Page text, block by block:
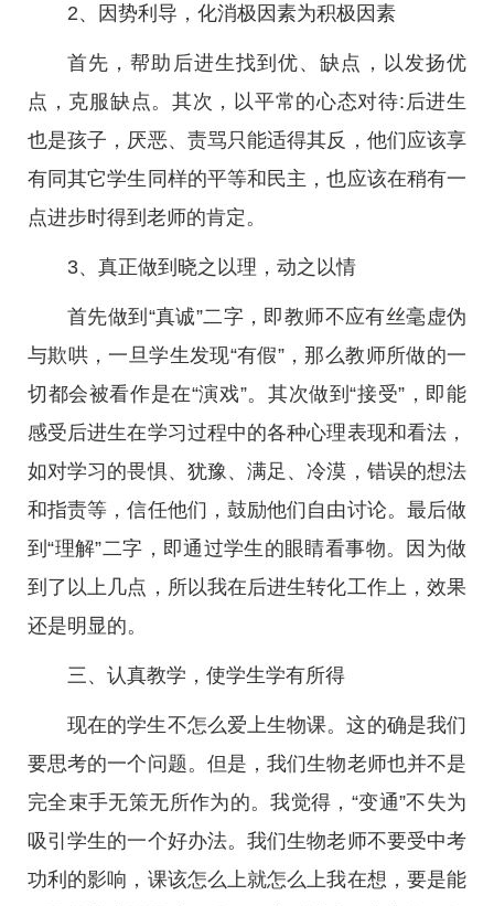
2、因势利导，化消极因素为积极因素
首先，帮助后进生找到优、缺点，以发扬优
点，克服缺点。其次，以平常的心态对待:后进生
也是孩子，厌恶、责骂只能适得其反，他们应该享
有同其它学生同样的平等和民主，也应该在稍有一
点进步时得到老师的肯定。
3、真正做到晓之以理，动之以情
首先做到“真诚”二字，即教师不应有丝毫虚伪
与欺哄，一旦学生发现“有假”，那么教师所做的一
切都会被看作是在“演戏”。其次做到“接受”，即能
感受后进生在学习过程中的各种心理表现和看法，
如对学习的畏惧、犹豫、满足、冷漠，错误的想法
和指责等，信任他们，鼓励他们自由讨论。最后做
到“理解”二字，即通过学生的眼睛看事物。因为做
到了以上几点，所以我在后进生转化工作上，效果
还是明显的。
三、认真教学，使学生学有所得
现在的学生不怎么爱上生物课。这的确是我们
要思考的一个问题。但是，我们生物老师也并不是
完全束手无策无所作为的。我觉得，“变通”不失为
吸引学生的一个好办法。我们生物老师不要受中考
功利的影响，课该怎么上就怎么上我在想，要是能